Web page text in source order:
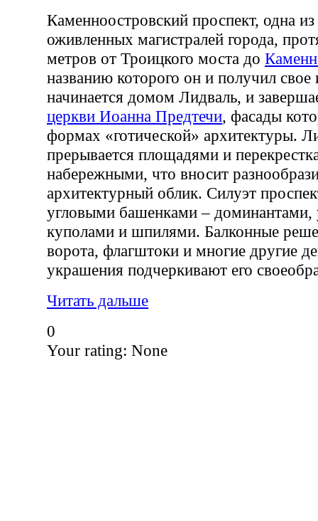
Каменноостровский проспект, одна
оживленных магистралей города,
метров от Троицкого моста до
названию которого он и получил
начинается домом Лидваль, и
церкви Иоанна Предтечи, фасады
формах «готической» архитектуры.
прерывается площадями и
набережными, что вносит
архитектурный облик. Силуэт
угловыми башенками – доминантами,
куполами и шпилями. Балконные
ворота, флагштоки и многие другие
украшения подчеркивают его
Читать дальше
0
Your rating: None